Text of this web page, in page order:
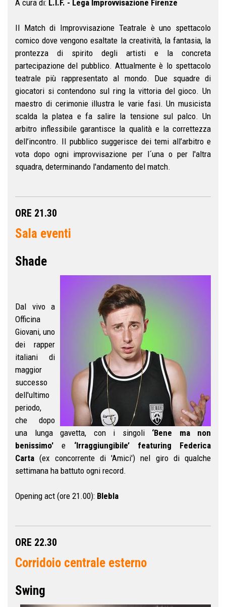
A cura di: L.I.F. - Lega Improvvisazione Firenze
Il Match di Improvvisazione Teatrale è uno spettacolo
comico dove vengono esaltate la creatività, la fantasia, la
prontezza di spirito degli artisti e la concreta
partecipazione del pubblico. Attualmente è lo spettacolo
teatrale più rappresentato al mondo. Due squadre di
giocatori si contendono sul ring la vittoria del gioco. Un
maestro di cerimonie illustra le varie fasi. Un musicista
scalda la platea e fa salire la tensione sul palco. Un
arbitro inflessibile garantisce la qualità e la correttezza
dell’incontro. Il pubblico suggerisce dei temi all’arbitro e
vota dopo ogni improvvisazione per l´una o per l'altra
squadra, determinando l'andamento del match.
ORE 21.30
Sala eventi
Shade
Dal vivo a
Officina
Giovani, uno
dei rapper
italiani di
maggior
successo
dell'ultimo
periodo,
che dopo
una lunga gavetta, con i singoli ‘Bene ma non
benissimo' e ‘Irraggiungibile’ featuring Federica
Carta (ex concorrente di 'Amici') nel giro di qualche
settimana ha battuto ogni record.
Opening act (ore 21.00): Blebla
ORE 22.30
Corridoio centrale esterno
Swing